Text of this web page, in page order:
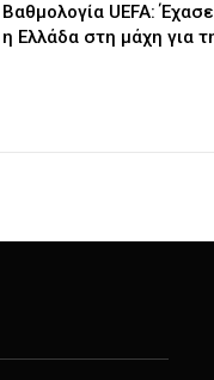
Βαθμολογία UEFA:
η Ελλάδα στη μάχη για